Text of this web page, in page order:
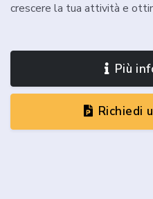
crescere la tua attività e
Più
Richiedi